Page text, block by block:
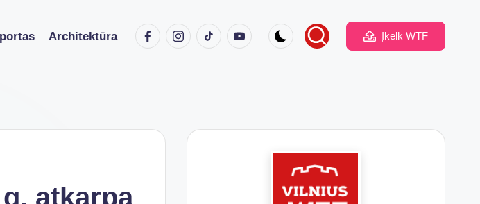
Architektūra FacebookInstagram
TikTokYoutube Įkelk WTF
atkarpa